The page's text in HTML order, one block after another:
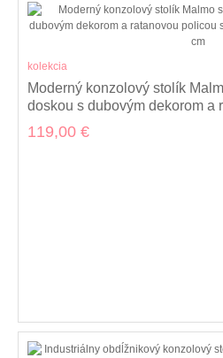
kolekcia
Moderný konzolový stolík
doskou s dubovým dekorom a
čiernym kovovým rámom 100
119,00 €